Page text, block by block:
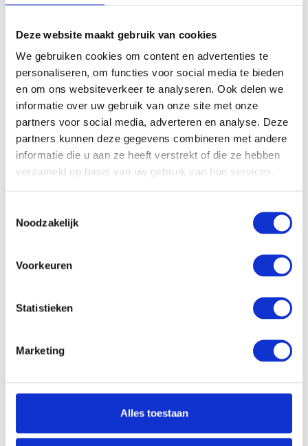
Deze website maakt gebruik van cookies
We gebruiken cookies om content en advertenties te
personaliseren, om functies voor social media te bieden
en om ons websiteverkeer te analyseren. Ook delen we
informatie over uw gebruik van onze site met onze
partners voor social media, adverteren en analyse. Deze
partners kunnen deze gegevens combineren met andere
informatie die u aan ze heeft verstrekt of die ze hebben
verzameld op basis van uw gebruik van hun services.
Noodzakelijk
Voorkeuren
Statistieken
Marketing
Alles toestaan
Schermdiagonaal:
27 inch (68,8 cm)
Scherm resolutie:
1920 x 1080 (Full HD)
Touchscreen:
-
Scherm reflectie:
Ontspiegeld
Kantelbaar:
-
Processor:
Intel Core i5-1335U
Processor kernen:
kloksnelheid:
Opslagcapaciteit
Dropbox:
-
ethernet:
Ja